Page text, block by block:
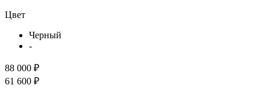
Цвет
Черный
-
88 000 ₽
61 600 ₽